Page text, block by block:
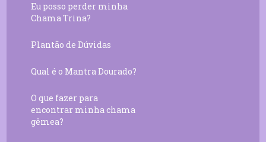
Eu posso perder minha
Chama Trina?
Plantão de Dúvidas
Qual é o Mantra Dourado?
O que fazer para
encontrar minha chama
gêmea?